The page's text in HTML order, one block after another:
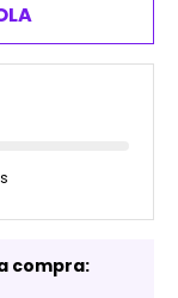
compra: